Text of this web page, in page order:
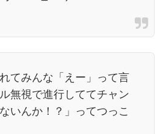
てみんな「えー」って言
無視で進行しててチャン
いんか！？」ってつっこ